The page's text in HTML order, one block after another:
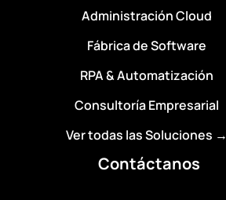
Administración Cloud
Fábrica de Software
RPA & Automatización
Consultoría Empresarial
Ver todas las Soluciones →
Contáctanos